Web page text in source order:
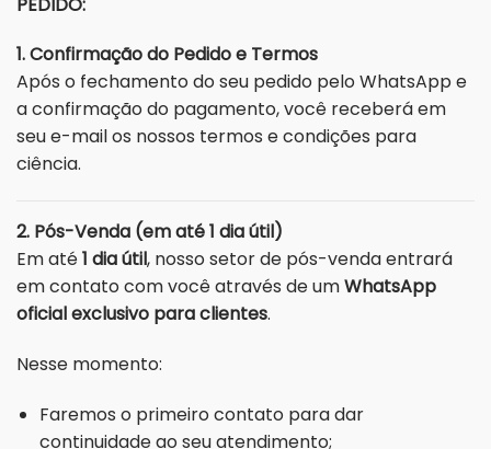
1. Confirmação do Pedido e Termos
Após o fechamento do seu pedido pelo WhatsApp e
a confirmação do pagamento, você receberá em
seu e-mail os nossos termos e condições para
ciência.
2. Pós-Venda (em até 1 dia útil)
Em até1 dia útil, nosso setor de pós-venda entrará
em contato com você através de umWhatsApp
oficial exclusivo para clientes.
Nesse momento:
Faremos o primeiro contato para dar
continuidade ao seu atendimento;